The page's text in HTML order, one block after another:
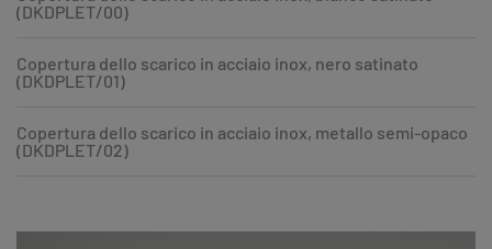
(DKDPLET/00)
Copertura dello scarico in acciaio inox, nero satinato
(DKDPLET/01)
Copertura dello scarico in acciaio inox, metallo semi-opaco
(DKDPLET/02)